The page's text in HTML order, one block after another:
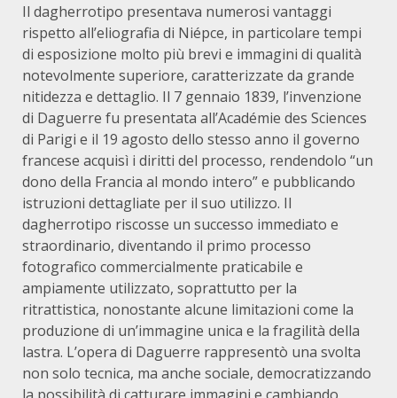
Il dagherrotipo presentava numerosi vantaggi
rispetto all’eliografia di Niépce, in particolare tempi
di esposizione molto più brevi e immagini di qualità
notevolmente superiore, caratterizzate da grande
nitidezza e dettaglio. Il 7 gennaio 1839, l’invenzione
di Daguerre fu presentata all’Académie des Sciences
di Parigi e il 19 agosto dello stesso anno il governo
francese acquisì i diritti del processo, rendendolo “un
dono della Francia al mondo intero” e pubblicando
istruzioni dettagliate per il suo utilizzo. Il
dagherrotipo riscosse un successo immediato e
straordinario, diventando il primo processo
fotografico commercialmente praticabile e
ampiamente utilizzato, soprattutto per la
ritrattistica, nonostante alcune limitazioni come la
produzione di un’immagine unica e la fragilità della
lastra. L’opera di Daguerre rappresentò una svolta
non solo tecnica, ma anche sociale, democratizzando